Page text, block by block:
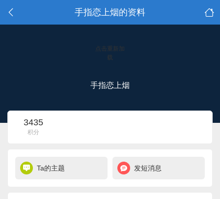
手指恋上烟的资料
点击重新加
载
手指恋上烟
3435
积分
Ta的主题 发短消息